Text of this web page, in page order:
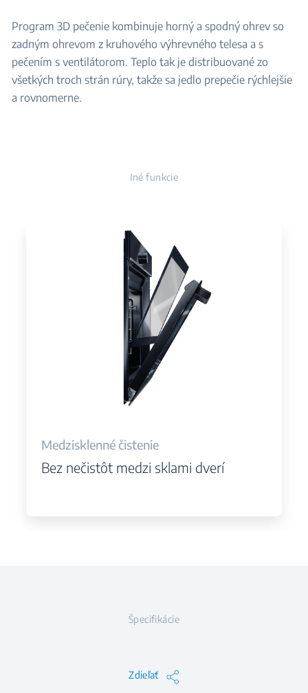
Program 3D pečenie kombinuje horný a spodný ohrev so
zadným ohrevom z kruhového výhrevného telesa a s
pečením s ventilátorom. Teplo tak je distribuované zo
všetkých troch strán rúry, takže sa jedlo prepečie rýchlejšie
a rovnomerne.
Iné funkcie
Medzisklenné čistenie
Bez nečistôt medzi sklami dverí
Špecifikácie
Zdieľať